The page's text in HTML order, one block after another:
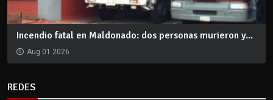
Incendio fatal en Maldonado: dos personas murieron y...
Aug 01 2026
REDES